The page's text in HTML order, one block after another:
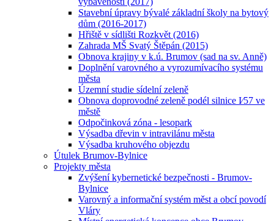
Stavební úpravy bývalé základní školy na bytový
dům (2016-2017)
Hřiště v sídlišti Rozkvět (2016)
Zahrada MŠ Svatý Štěpán (2015)
Obnova krajiny v k.ú. Brumov (sad na sv. Anně)
Doplnění varovného a vyrozumívacího systému
města
Územní studie sídelní zeleně
Obnova doprovodné zeleně podél silnice I⁄57 ve
městě
Odpočinková zóna - lesopark
Výsadba dřevin v intravilánu města
Výsadba kruhového objezdu
Útulek Brumov-Bylnice
Projekty města
Zvýšení kybernetické bezpečnosti - Brumov-
Bylnice
Varovný a informační systém měst a obcí povodí
Vláry